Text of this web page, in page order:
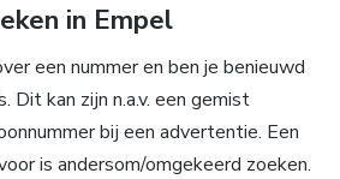
in Empel
een nummer en ben je benieuwd
Dit kan zijn n.a.v. een gemist
bij een advertentie. Een
is andersom/omgekeerd zoeken.